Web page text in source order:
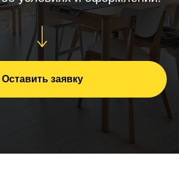
Оставить заявку